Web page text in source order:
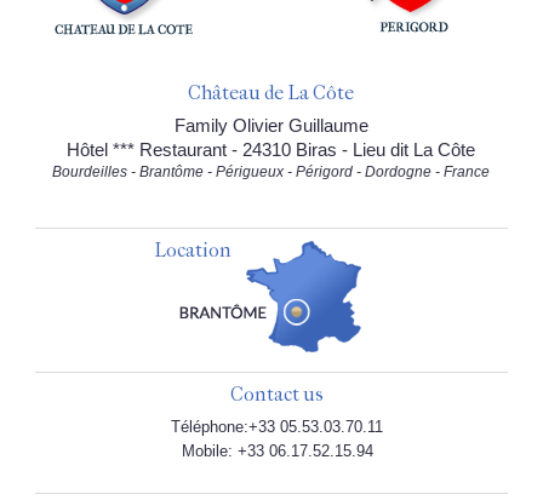
Château de La Côte
Family Olivier Guillaume
Hôtel *** Restaurant - 24310 Biras - Lieu dit La Côte
Bourdeilles - Brantôme - Périgueux - Périgord - Dordogne - France
Location
Contact us
Téléphone:+33 05.53.03.70.11
Mobile: +33 06.17.52.15.94